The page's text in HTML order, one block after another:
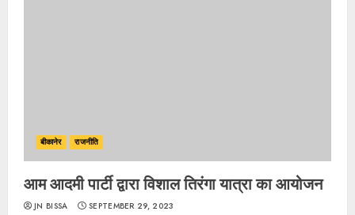
बीकानेर राजनीति
आम आदमी पार्टी द्वारा विशाल तिरंगा यात्रा का आयोजन
JN BISSA SEPTEMBER 29, 2023